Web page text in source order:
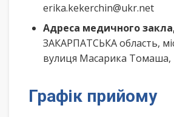
erika.kekerchin@ukr.net
Адреса медичного
ЗАКАРПАТСЬКА область,
вулиця Масарика Томаша,
Графік прийому